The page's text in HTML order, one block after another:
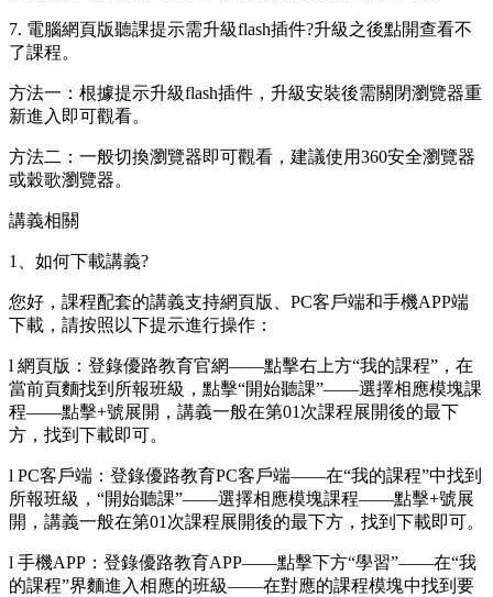
7. 電腦網頁版聽課提示需升級flash插件?升級之後點開查看不
了課程。
方法一：根據提示升級flash插件，升級安裝後需關閉瀏覽器重
新進入即可觀看。
方法二：一般切換瀏覽器即可觀看，建議使用360安全瀏覽器
或穀歌瀏覽器。
講義相關
1、如何下載講義?
您好，課程配套的講義支持網頁版、PC客戶端和手機APP端
下載，請按照以下提示進行操作：
l 網頁版：登錄優路教育官網——點擊右上方“我的課程”，在
當前頁麵找到所報班級，點擊“開始聽課”——選擇相應模塊課
程——點擊+號展開，講義一般在第01次課程展開後的最下
方，找到下載即可。
l PC客戶端：登錄優路教育PC客戶端——在“我的課程”中找到
所報班級，“開始聽課”——選擇相應模塊課程——點擊+號展
開，講義一般在第01次課程展開後的最下方，找到下載即可。
l 手機APP：登錄優路教育APP——點擊下方“學習”——在“我
的課程”界麵進入相應的班級——在對應的課程模塊中找到要